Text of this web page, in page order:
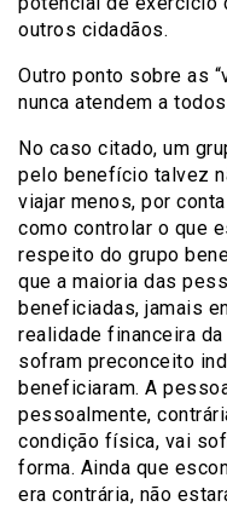
outros cidadãos.
Outro ponto sobre as
nunca atendem a
No caso citado, um
pelo benefício talvez
viajar menos, por
como controlar o que
respeito do grupo
que a maioria das
beneficiadas, jamais
realidade financeira
sofram preconceito
beneficiaram. A
pessoalmente,
condição física, vai
forma. Ainda que
era contrária, não